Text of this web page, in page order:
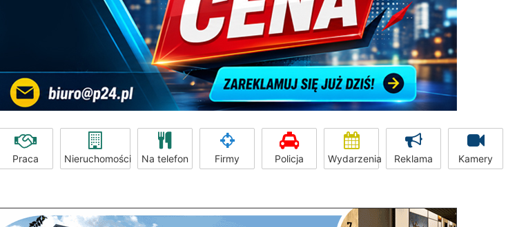
Praca Nieruchomości Na telefon Firmy Policja Wydarzenia Reklama Kamery